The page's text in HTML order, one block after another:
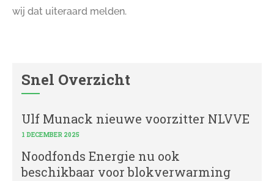
wij dat uiteraard melden.
Snel Overzicht
Ulf Munack nieuwe voorzitter NLVVE
1 DECEMBER 2025
Noodfonds Energie nu ook
beschikbaar voor blokverwarming